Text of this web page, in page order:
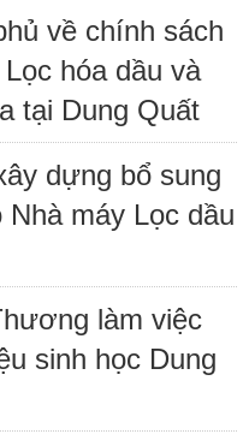
về chính sách
hóa dầu và
tại Dung Quất
dựng bổ sung
máy Lọc dầu
làm việc
sinh học Dung